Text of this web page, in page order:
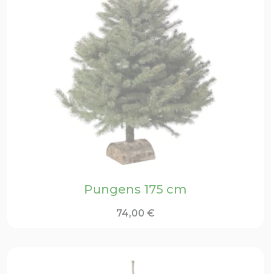
Pungens 175 cm
74,00 €